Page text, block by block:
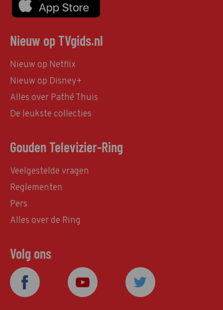
Nieuw op TVgids.nl
Nieuw op Netflix
Nieuw op Disney+
Alles over Pathé Thuis
De leukste collecties
Gouden Televizier-Ring
Veelgestelde vragen
Reglementen
Pers
Alles over de Ring
Volg ons